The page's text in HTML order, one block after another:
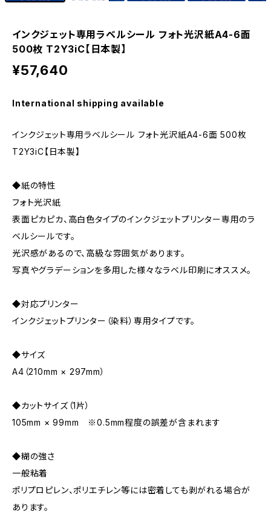
インクジェット専用ラベルシール フォト光沢紙A4-6面
500枚 T2Y3iC【日本製】
¥57,640
International shipping available
インクジェット専用ラベルシール フォト光沢紙A4-6面 500枚
T2Y3iC【日本製】
◆紙の特性
フォト光沢紙
表面ピカピカ、高白色タイプのインクジェットプリンター専用のラ
ベルシールです。
光沢感があるので、高級な雰囲気があります。
写真やグラデーションを多用した様々なラベル印刷にオススメ。
◆対応プリンター
インクジェットプリンター（染料）専用タイプです。
◆サイズ
A4（210mm × 297mm）
◆カットサイズ（1片）
105mm × 99mm ※0.5mm程度の誤差が含まれます
◆糊の強さ
一般粘着
ポリプロピレン、ポリエチレン等には密着しても剥がれる場合が
あります。